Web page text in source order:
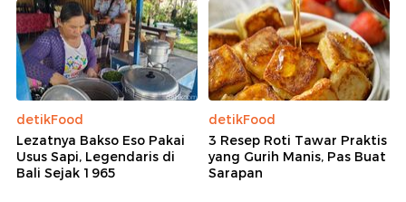
detikFood
Lezatnya Bakso Eso Pakai
Usus Sapi, Legendaris di
Bali Sejak 1965
detikFood
3 Resep Roti Tawar Praktis
yang Gurih Manis, Pas Buat
Sarapan